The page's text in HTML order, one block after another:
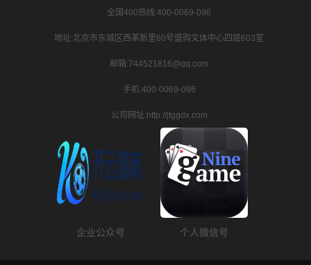
全国400热线:400-0069-096
地址:北京市东城区西革新里60号盛购文体中心四层603室
邮箱:744521816@qq.com
手机:400-0069-096
公司网址:http://jtggdx.com
企业公众号 个人微信号